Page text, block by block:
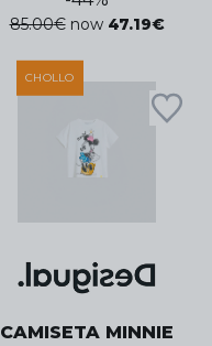
85.00€ now 47.19€
CHOLLO
CAMISETA MINNIE